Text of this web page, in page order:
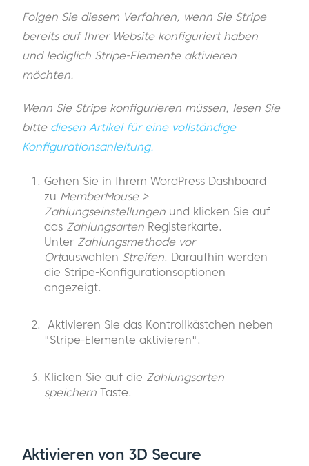
Folgen Sie diesem Verfahren, wenn Sie Stripe
bereits auf Ihrer Website konfiguriert haben
und lediglich Stripe-Elemente aktivieren
möchten.
Wenn Sie Stripe konfigurieren müssen, lesen Sie
bitte diesen Artikel für eine vollständige
Konfigurationsanleitung.
Gehen Sie in Ihrem WordPress Dashboard
zu MemberMouse >
Zahlungseinstellungen und klicken Sie auf
das Zahlungsarten Registerkarte.
Unter Zahlungsmethode vor
Ortauswählen Streifen. Daraufhin werden
die Stripe-Konfigurationsoptionen
angezeigt.
Aktivieren Sie das Kontrollkästchen neben
"Stripe-Elemente aktivieren".
Klicken Sie auf die Zahlungsarten
speichern Taste.
Aktivieren von 3D Secure